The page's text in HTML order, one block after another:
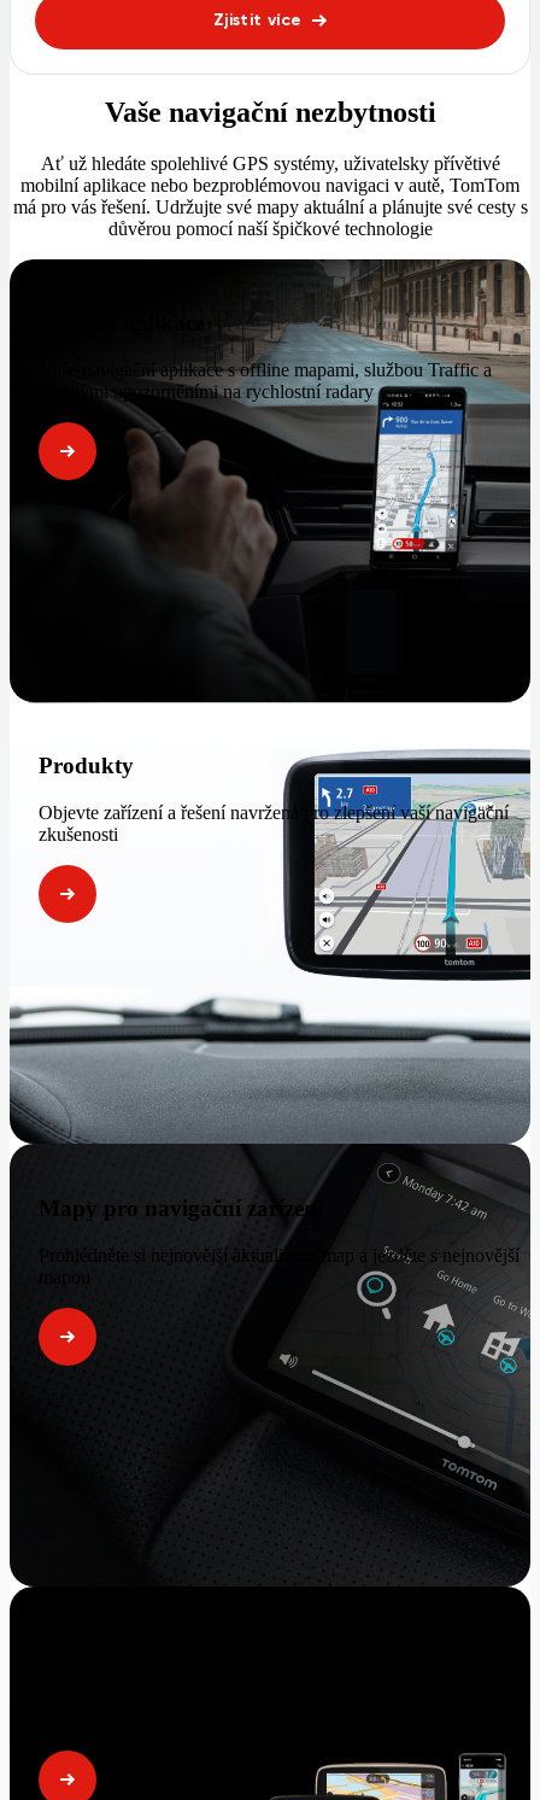
Zjistit více
Vaše navigační nezbytnosti
Ať už hledáte spolehlivé GPS systémy, uživatelsky přívětivé
mobilní aplikace nebo bezproblémovou navigaci v autě, TomTom
má pro vás řešení. Udržujte své mapy aktuální a plánujte své cesty s
důvěrou pomocí naší špičkové technologie
Naše navigační aplikace s offline mapami, službou Traffic a
přesnými upozorněními na rychlostní radary
Produkty
Objevte zařízení a řešení navržená pro zlepšení vaší navigační
zkušenosti
Mapy pro navigační zařízení
Prohlédněte si nejnovější aktualizace map a jezděte s nejnovější